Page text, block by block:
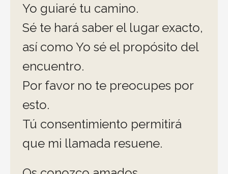
Yo guiaré tu camino.
Sé te hará saber el lugar exacto,
así como Yo sé el propósito del
encuentro.
Por favor no te preocupes por
esto.
Tú consentimiento permitirá
que mi llamada resuene.